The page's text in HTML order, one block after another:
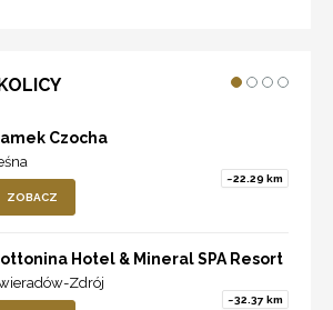
Czocha
~22.29 km
ZOBACZ
Hotel & Mineral SPA Resort
Zdrój
~32.37 km